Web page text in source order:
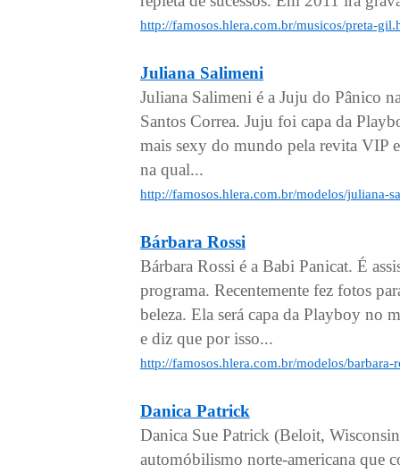
http://famosos.hlera.com.br/musicos/preta-
Juliana Salimeni
Juliana Salimeni é a Juju do Pânico
Santos Correa. Juju foi capa da
mais sexy do mundo pela revita VIP
na qual...
http://famosos.hlera.com.br/modelos/juliana-
Bárbara Rossi
Bárbara Rossi é a Babi Panicat. É
programa. Recentemente fez fotos
beleza. Ela será capa da Playboy no
e diz que por isso...
http://famosos.hlera.com.br/modelos/barbara-
Danica Patrick
Danica Sue Patrick (Beloit,
automóbilismo norte-americana que